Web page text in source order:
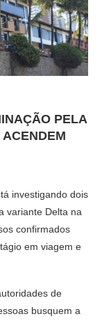
PELA
investigando dois
variante Delta na
confirmados
em viagem e
de
busquem a